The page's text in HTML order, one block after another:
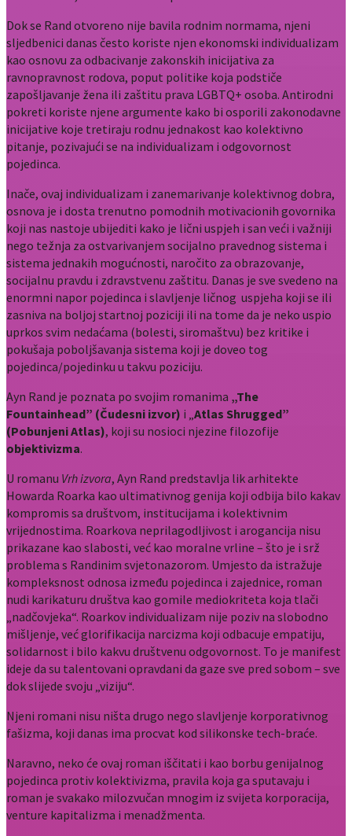
Dok se Rand otvoreno nije bavila rodnim normama, njeni
sljedbenici danas često koriste njen ekonomski individualizam
kao osnovu za odbacivanje zakonskih inicijativa za
ravnopravnost rodova, poput politike koja podstiče
zapošljavanje žena ili zaštitu prava LGBTQ+ osoba. Antirodni
pokreti koriste njene argumente kako bi osporili zakonodavne
inicijative koje tretiraju rodnu jednakost kao kolektivno
pitanje, pozivajući se na individualizam i odgovornost
pojedinca.
Inače, ovaj individualizam i zanemarivanje kolektivnog dobra,
osnova je i dosta trenutno pomodnih motivacionih govornika
koji nas nastoje ubijediti kako je lični uspjeh i san veći i važniji
nego težnja za ostvarivanjem socijalno pravednog sistema i
sistema jednakih mogućnosti, naročito za obrazovanje,
socijalnu pravdu i zdravstvenu zaštitu. Danas je sve svedeno na
enormni napor pojedinca i slavljenje ličnog uspjeha koji se ili
zasniva na boljoj startnoj poziciji ili na tome da je neko uspio
uprkos svim nedaćama (bolesti, siromaštvu) bez kritike i
pokušaja poboljšavanja sistema koji je doveo tog
pojedinca/pojedinku u takvu poziciju.
Ayn Rand je poznata po svojim romanima „The
Fountainhead” (Čudesni izvor) i „Atlas Shrugged”
(Pobunjeni Atlas), koji su nosioci njezine filozofije
objektivizma.
U romanu Vrh izvora, Ayn Rand predstavlja lik arhitekte
Howarda Roarka kao ultimativnog genija koji odbija bilo kakav
kompromis sa društvom, institucijama i kolektivnim
vrijednostima. Roarkova neprilagodljivost i arogancija nisu
prikazane kao slabosti, već kao moralne vrline – što je i srž
problema s Randinim svjetonazorom. Umjesto da istražuje
kompleksnost odnosa između pojedinca i zajednice, roman
nudi karikaturu društva kao gomile mediokriteta koja tlači
„nadčovjeka“. Roarkov individualizam nije poziv na slobodno
mišljenje, već glorifikacija narcizma koji odbacuje empatiju,
solidarnost i bilo kakvu društvenu odgovornost. To je manifest
ideje da su talentovani opravdani da gaze sve pred sobom – sve
dok slijede svoju „viziju“.
Njeni romani nisu ništa drugo nego slavljenje korporativnog
fašizma, koji danas ima procvat kod silikonske tech-braće.
Naravno, neko će ovaj roman iščitati i kao borbu genijalnog
pojedinca protiv kolektivizma, pravila koja ga sputavaju i
roman je svakako milozvučan mnogim iz svijeta korporacija,
venture kapitalizma i menadžmenta.